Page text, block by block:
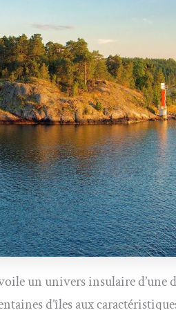
un univers insulaire d’une
d’îles aux